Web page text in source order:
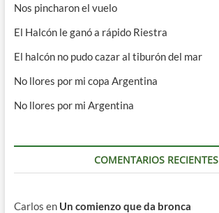
Nos pincharon el vuelo
El Halcón le ganó a rápido Riestra
El halcón no pudo cazar al tiburón del mar
No llores por mi copa Argentina
No llores por mi Argentina
COMENTARIOS RECIENTES
Carlos en Un comienzo que da bronca